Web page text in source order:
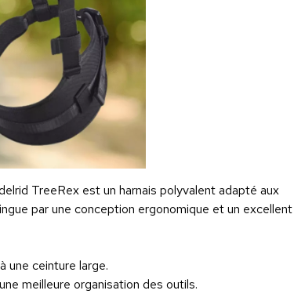
TreeRex est un harnais polyvalent adapté aux
par une conception ergonomique et un excellent
une ceinture large.
meilleure organisation des outils.